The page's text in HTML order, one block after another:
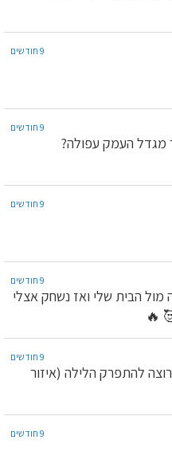
9 חודשים
9 חודשים
מגדל העמק עפולה?
9 חודשים
9 חודשים
מול הבית שלי ואז נשחק אצלי
🔥
9 חודשים
להתפרק הלילה (איזור
9 חודשים